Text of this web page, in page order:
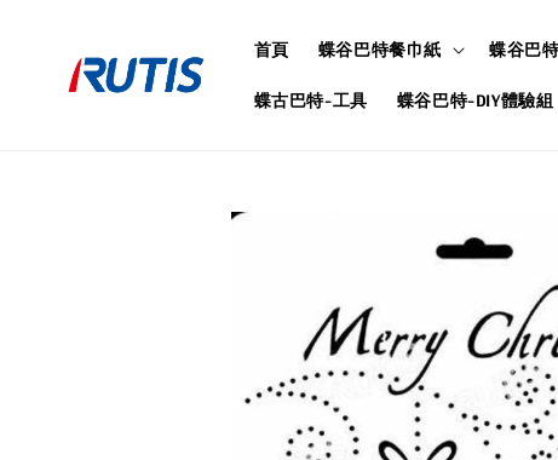
首頁 蝶谷巴特餐巾紙 蝶谷巴
蝶古巴特-工具
蝶谷巴特-DIY體驗組